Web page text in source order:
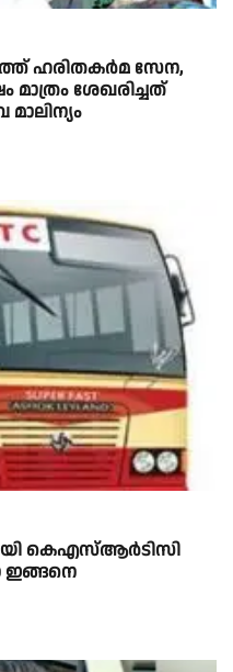
ഹരിതകര്‍മ സേന,
ശേഖരിച്ചത്
കെഎസ്ആര്‍ടിസി
ഇങ്ങനെ